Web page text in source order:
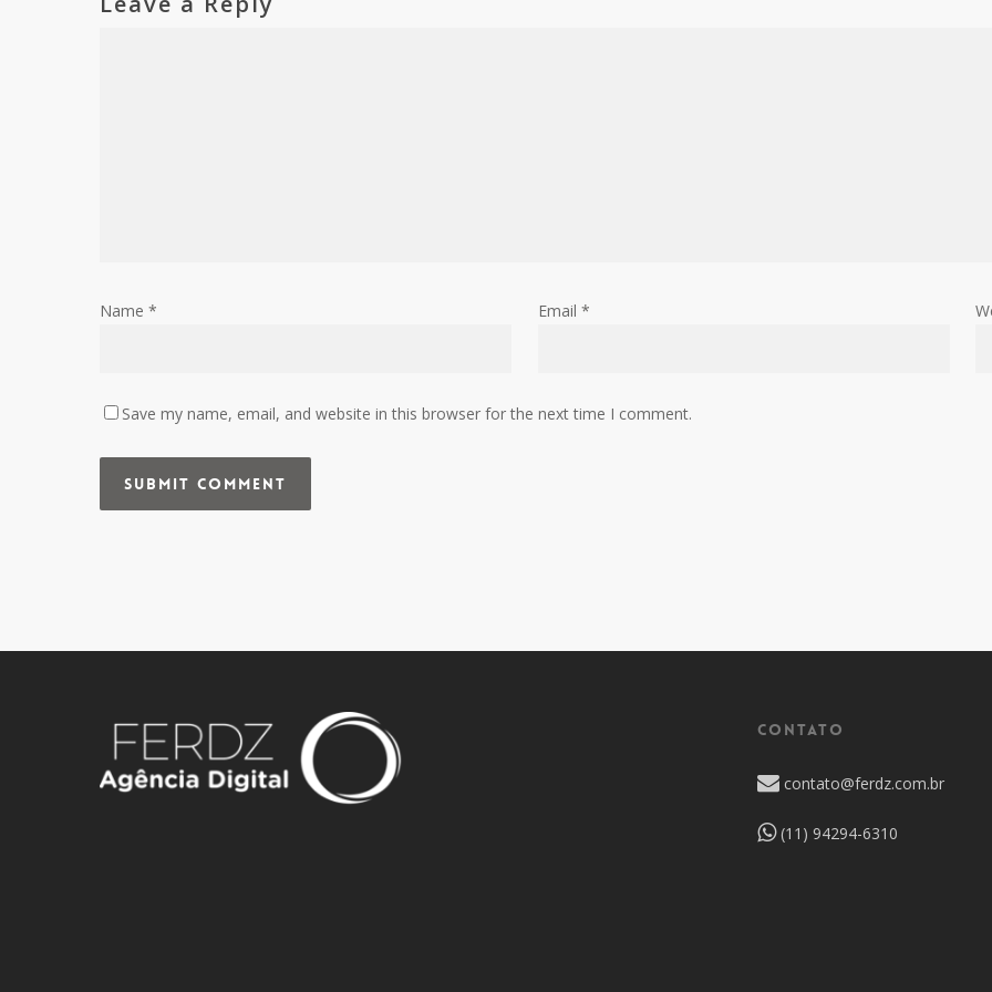
Name * Email *
Save my name, email, and website in this browser for the next time I comment.
CONTATO
contato@ferdz.com.br
(11) 94294-6310